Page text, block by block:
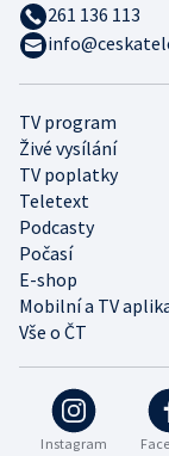
Instagram
TV program
Živé vysílání
TV poplatky
Teletext
Podcasty
Počasí
E-shop
Mobilní a TV
Vše o ČT
261 136 113